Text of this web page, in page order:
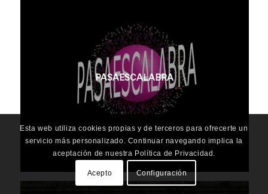
PASAESCALABRA
Esta web utiliza cookies propias y de terceros para ofrecerte un
servicio más personalizado. Continuar navegando implica la
aceptación de nuestra Política de Privacidad.
Acepto Configuración